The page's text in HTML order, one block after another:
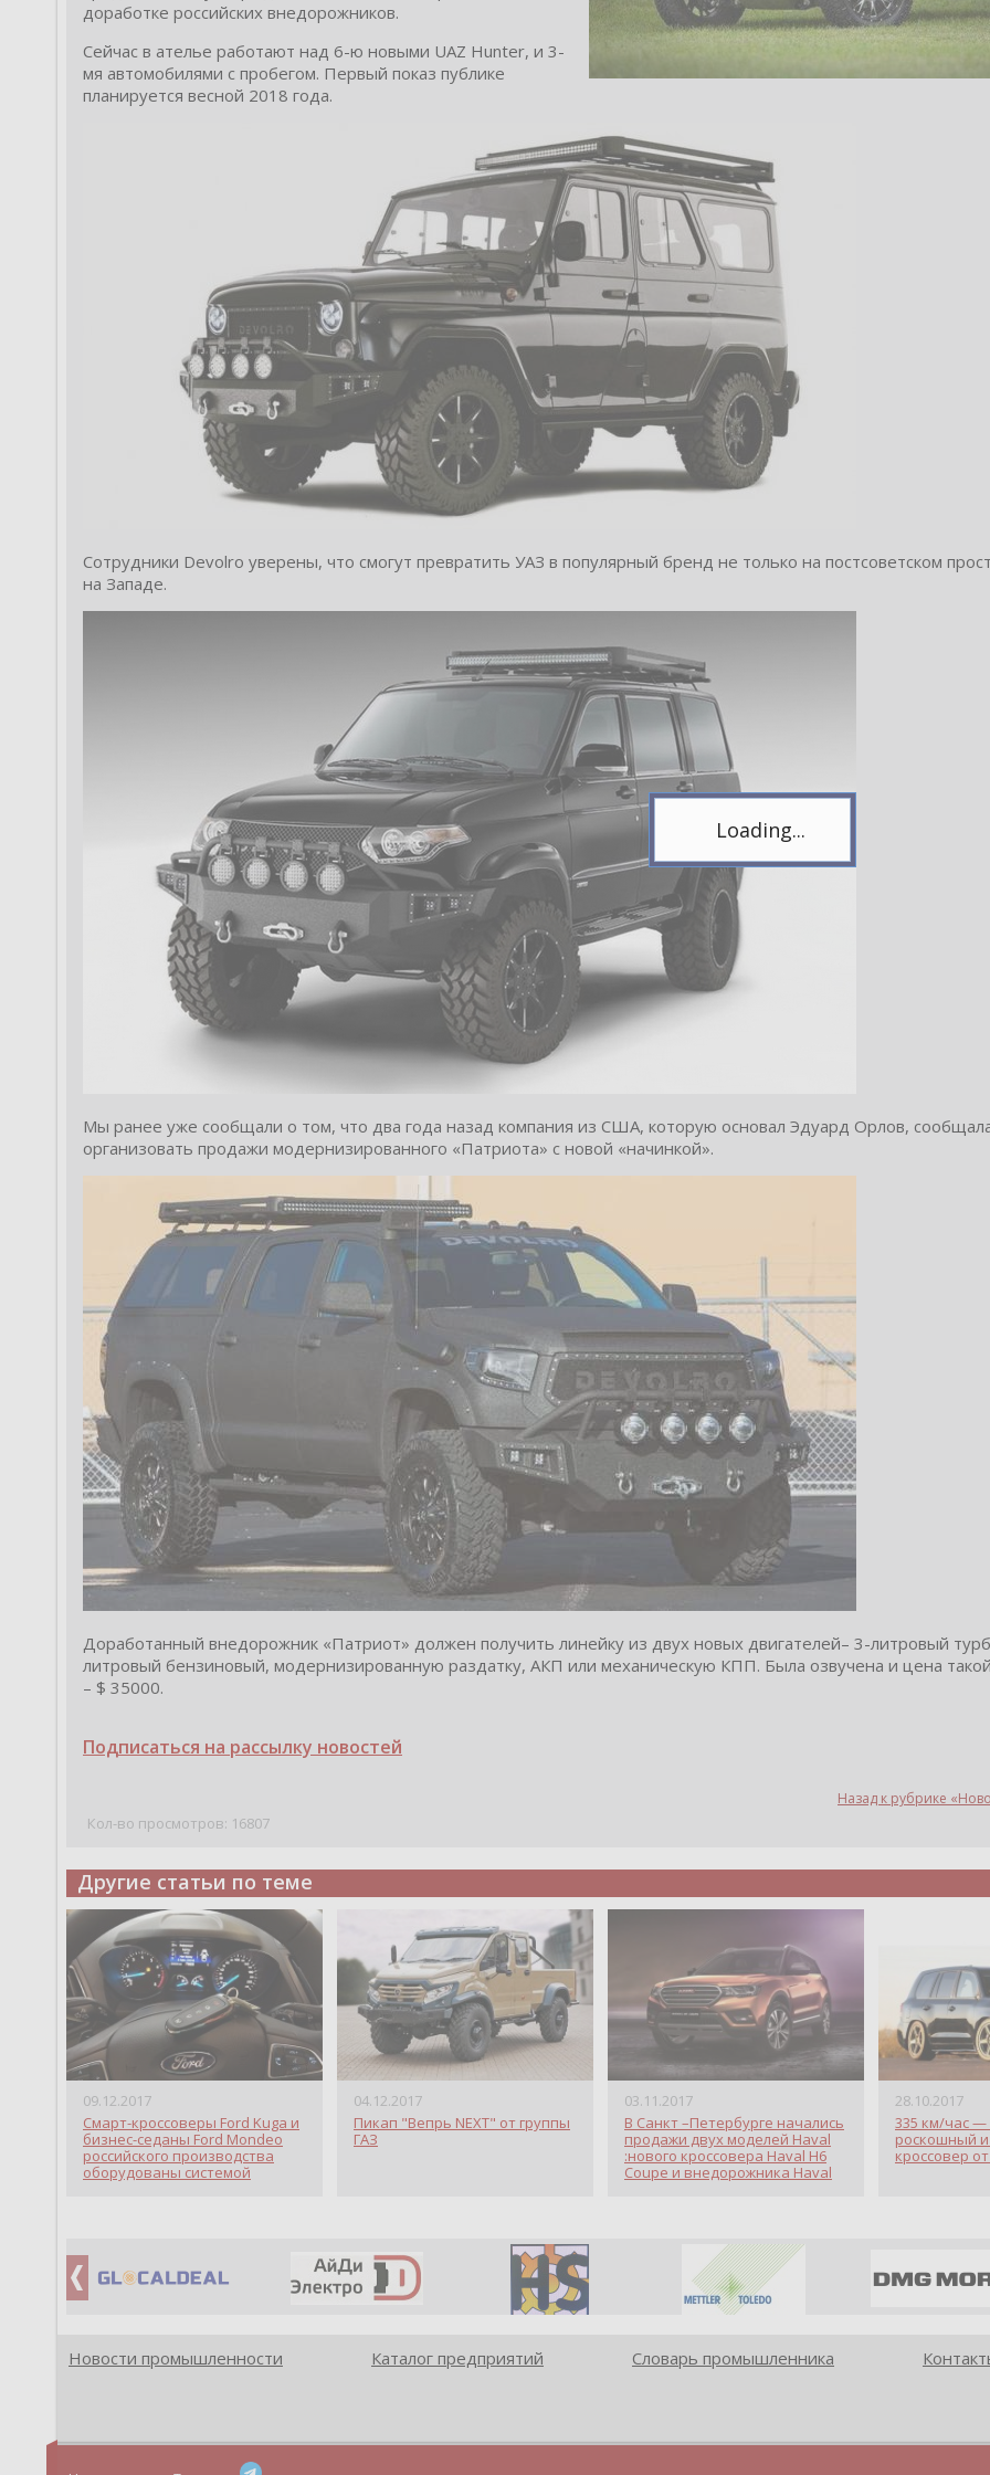
доработке российских внедорожников.
Сейчас в ателье работают над 6-ю новыми UAZ Hunter, и 3-
мя автомобилями с пробегом. Первый показ публике
планируется весной 2018 года.
Сотрудники Devolro уверены, что смогут превратить УАЗ в популярный бренд не только на постсоветском
на Западе.
Мы ранее уже сообщали о том, что два года назад компания из США, которую основал Эдуард Орлов,
организовать продажи модернизированного «Патриота» с новой «начинкой».
Доработанный внедорожник «Патриот» должен получить линейку из двух новых двигателей– 3-литровый
литровый бензиновый, модернизированную раздатку, АКП или механическую КПП. Была озвучена и цена
– $ 35000.
Подписаться на рассылку новостей
Назад к рубрике
Кол-во просмотров: 16807
Другие статьи по теме
09.12.2017
Смарт-кроссоверы Ford Kuga и
бизнес-седаны Ford Mondeo
российского производства
оборудованы системой
04.12.2017
Пикап "Вепрь NEXT" от группы
ГАЗ
03.11.2017
В Санкт –Петербурге начались
продажи двух моделей Haval
:нового кроссовера Haval H6
Coupe и внедорожника Haval
28.10.2017
335 км/час
роскошный
кроссовер
Новости промышленности Каталог предприятий Словарь промышленника
Telegram
Подпишитесь на канал,
чтобы следить за новостями.
Спасибо, я уже с вами!